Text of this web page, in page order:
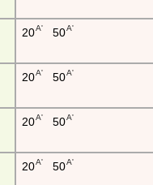
20A' 50A'
20A' 50A'
20A' 50A'
20A' 50A'